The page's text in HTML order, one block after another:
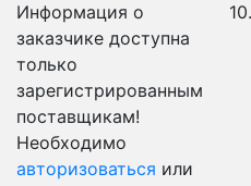
Информация о
заказчике доступна
только
зарегистрированным
поставщикам!
Необходимо
авторизоваться или